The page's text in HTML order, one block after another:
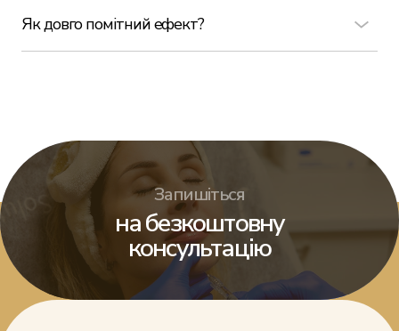
Як довго помітний ефект?
Запишіться
на безкоштовну
консультацію